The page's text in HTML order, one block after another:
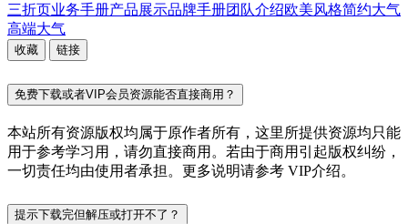
三折页业务手册产品展示品牌手册团队介绍欧美风格简约大气
高端大气
收藏 链接
免费下载或者VIP会员资源能否直接商用？
本站所有资源版权均属于原作者所有，这里所提供资源均只能
用于参考学习用，请勿直接商用。若由于商用引起版权纠纷，
一切责任均由使用者承担。更多说明请参考 VIP介绍。
提示下载完但解压或打开不了？